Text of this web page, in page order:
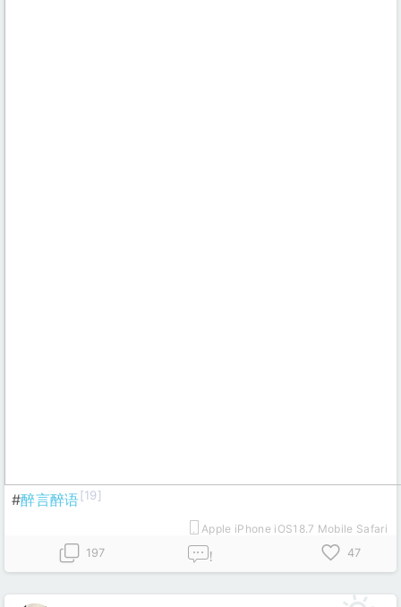
#醉言醉语[19]
Apple iPhone iOS18.7 Mobile Safari
197
! 47